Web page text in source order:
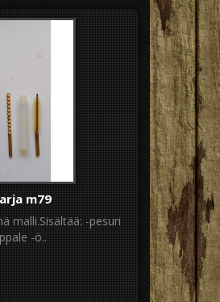
m79
malli.Sisältää: -pesuri
-ö..